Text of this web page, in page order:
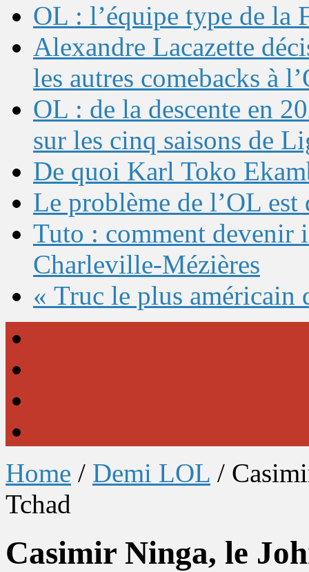
OL : l’équipe type de la
Alexandre Lacazette
les autres comebacks à
OL : de la descente en
sur les cinq saisons de
De quoi Karl Toko
Le problème de l’OL
Tuto : comment devenir
Charleville-Mézières
« Truc le plus américain
Home / Demi LOL /
Tchad
Casimir Ninga, le